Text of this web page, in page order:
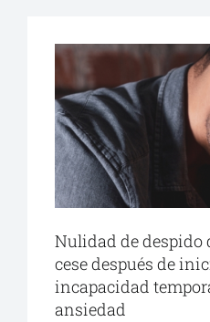
Nulidad de
cese después de
incapacidad
ansiedad